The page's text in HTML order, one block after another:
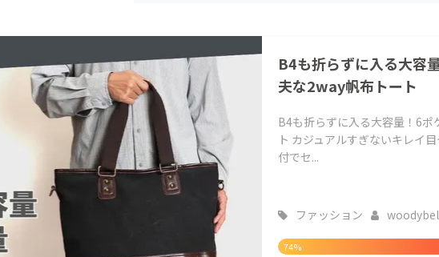
B4も折らずに入る大容
夫な2way帆布トート
B4も折らずに入る大容量！6
ト カジュアルすぎないキレイ
付でセ...
ファッション
74%